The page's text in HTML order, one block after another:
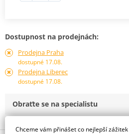
Dostupnost na prodejnách:
Prodejna Praha
dostupné 17.08.
Prodejna Liberec
dostupné 17.08.
Obraťte se na specialistu
Chceme vám přinášet co nejlepší